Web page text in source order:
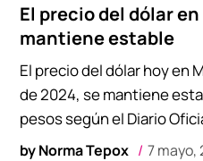
El precio del dólar
mantiene estable
byNorma Tepox 7 mayo,
El precio del dólar hoy en
de 2024, se mantiene
pesos según el Diario